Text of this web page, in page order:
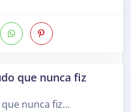
que nunca fiz
nunca fiz…